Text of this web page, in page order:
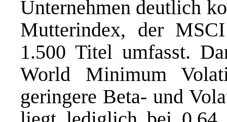
Unternehmen deutlich
Mutterindex, der
1.500 Titel umfasst.
World Minimum
geringere Beta- und